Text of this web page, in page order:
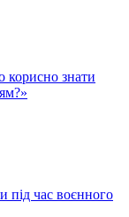
знати
під час воєнного